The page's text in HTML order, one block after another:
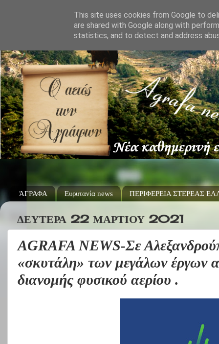
ΆΓΡΑΦΑ Ευρυτανία news ΠΕΡΙΦΕΡΕΙΑ ΣΤΕΡΕΑΣ
ΔΕΥΤΈΡΑ 22 ΜΑΡΤΊΟΥ 2021
AGRAFA NEWS-Σε
«σκυτάλη» των μεγάλων έργων
διανομής φυσικού αερίου .
This site uses cookies from Google to
are shared with Google along with
statistics, and to detect and address